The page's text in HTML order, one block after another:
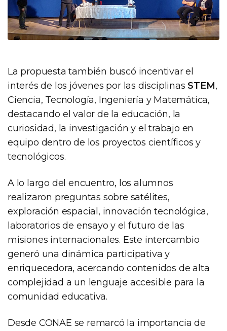
La propuesta también buscó incentivar el
interés de los jóvenes por las disciplinasSTEM,
Ciencia, Tecnología, Ingeniería y Matemática,
destacando el valor de la educación, la
curiosidad, la investigación y el trabajo en
equipo dentro de los proyectos científicos y
tecnológicos.
A lo largo del encuentro, los alumnos
realizaron preguntas sobre satélites,
exploración espacial, innovación tecnológica,
laboratorios de ensayo y el futuro de las
misiones internacionales. Este intercambio
generó una dinámica participativa y
enriquecedora, acercando contenidos de alta
complejidad a un lenguaje accesible para la
comunidad educativa.
Desde CONAE se remarcó la importancia de